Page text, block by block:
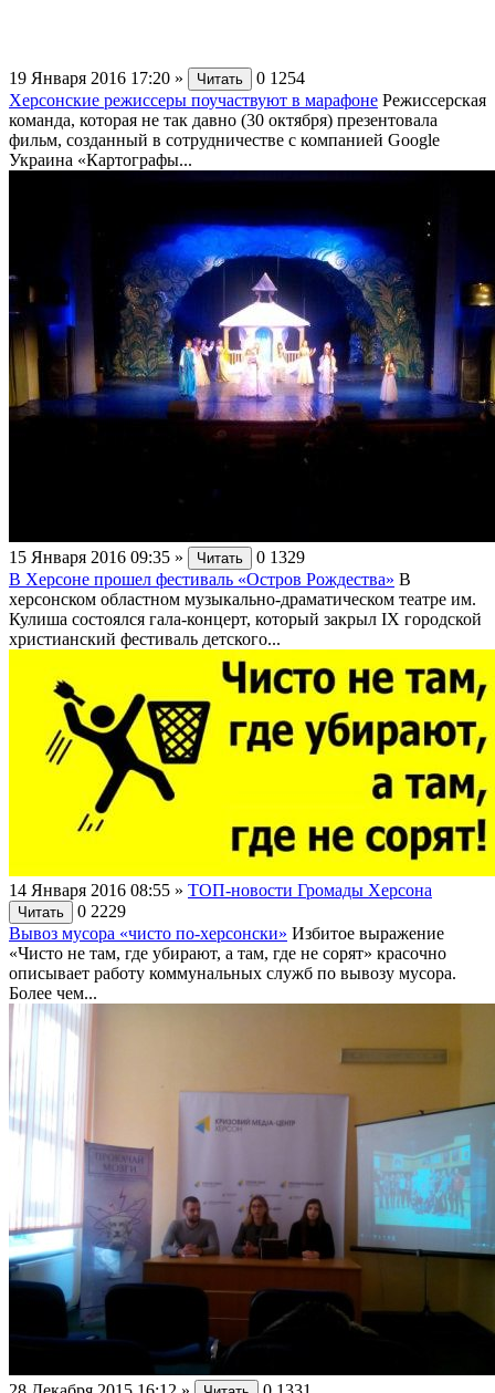
19 Января 2016 17:20 » Читать 0 1254
Херсонские режиссеры поучаствуют в марафоне Режиссерская
команда, которая не так давно (30 октября) презентовала
фильм, созданный в сотрудничестве с компанией Google
Украина «Картографы...
15 Января 2016 09:35 » Читать 0 1329
В Херсоне прошел фестиваль «Остров Рождества» В
херсонском областном музыкально-драматическом театре им.
Кулиша состоялся гала-концерт, который закрыл IX городской
христианский фестиваль детского...
14 Января 2016 08:55 » ТОП-новости Громады Херсона
Читать 0 2229
Вывоз мусора «чисто по-херсонски» Избитое выражение
«Чисто не там, где убирают, а там, где не сорят» красочно
описывает работу коммунальных служб по вывозу мусора.
Более чем...